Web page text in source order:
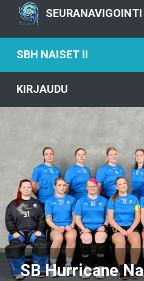
SEURANAVIGOINTI
SBH NAISET II
KIRJAUDU
SB Hurricane
Previous